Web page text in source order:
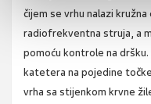
čijem se vrhu nalazi
radiofrekventna struja, a
pomoću kontrole na
katetera na pojedine
vrha sa stijenkom krvne